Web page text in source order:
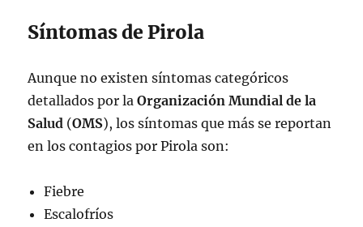
Síntomas de Pirola
Aunque no existen síntomas categóricos
detallados por laOrganización Mundial de la
Salud (OMS), los síntomas que más se reportan
en los contagios por Pirola son:
Fiebre
Escalofríos